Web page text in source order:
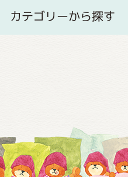
カテゴリーから探す